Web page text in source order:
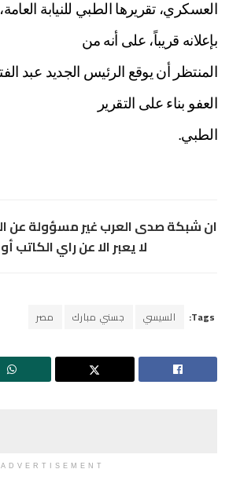
العسكري، تقريرها الطبي للنيابة
بإعلانه قريباً، على أنه من
المنتظر أن يوقع الرئيس الجديد عبد
العفو بناء على التقرير
الطبي.
ان شبكة صدى العرب غير مسؤولة
لا يعبر الا عن راي الكاتب
Tags: السيسي جسني مبارك مصر
ADVERTISEMENT